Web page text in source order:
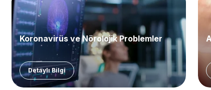
Koronavirüs ve Nörolojik Problemler
Detaylı Bilgi